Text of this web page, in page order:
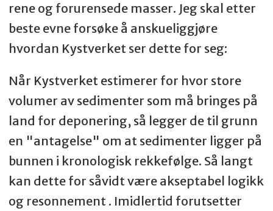
rene og forurensede masser. Jeg skal etter
beste evne forsøke å anskueliggjøre
hvordan Kystverket ser dette for seg:
Når Kystverket estimerer for hvor store
volumer av sedimenter som må bringes på
land for deponering, så legger de til grunn
en "antagelse" om at sedimenter ligger på
bunnen i kronologisk rekkefølge. Så langt
kan dette for såvidt være akseptabel logikk
og resonnement . Imidlertid forutsetter